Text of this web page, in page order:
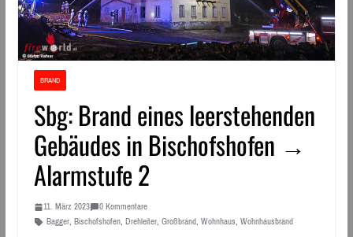
BRAND
Sbg: Brand eines leerstehenden
Gebäudes in Bischofshofen →
Alarmstufe 2
11. März 2023
0 Kommentare
Bagger, Bischofshofen, Drehleiter, Großbrand, Wohnhaus, Wohnhausbrand